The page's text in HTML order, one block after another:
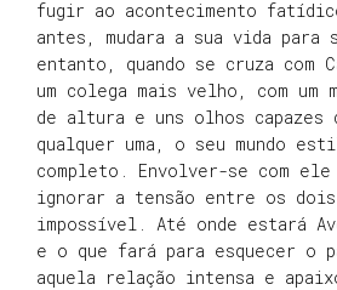
fugir ao acontecimento
antes, mudara a sua vida para
entanto, quando se cruza com
um colega mais velho, com
de altura e uns olhos capazes
qualquer uma, o seu mundo
completo. Envolver-se com
ignorar a tensão entre os dois
impossível. Até onde estará
e o que fará para esquecer o
aquela relação intensa e